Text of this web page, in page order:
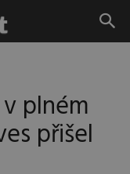
plném
přišel